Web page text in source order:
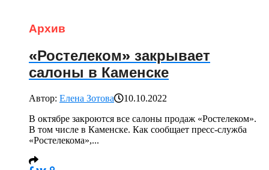
Архив
«Ростелеком» закрывает
салоны в Каменске
Автор: Елена Зотова
10.10.2022
В октябре закроются все салоны продаж «Ростелеком».
В том числе в Каменске. Как сообщает пресс-служба
«Ростелекома»,...